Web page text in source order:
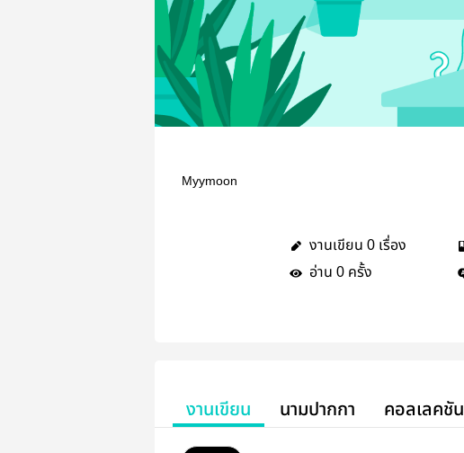
Myymoon
งานเขียน 0 เรื่อง
อ่าน 0 ครั้ง
งานเขียน นามปากกา คอลเลคชัน